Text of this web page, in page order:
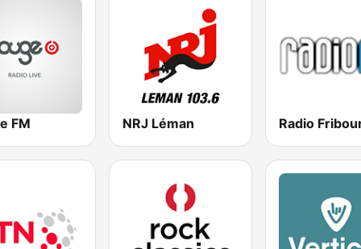
FM NRJ Léman Radio